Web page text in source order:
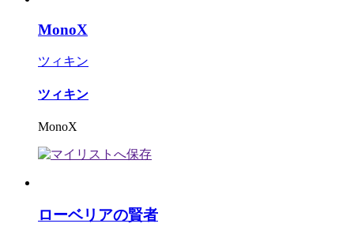
MonoX
ツィキン
ツィキン
MonoX
ローベリアの賢者